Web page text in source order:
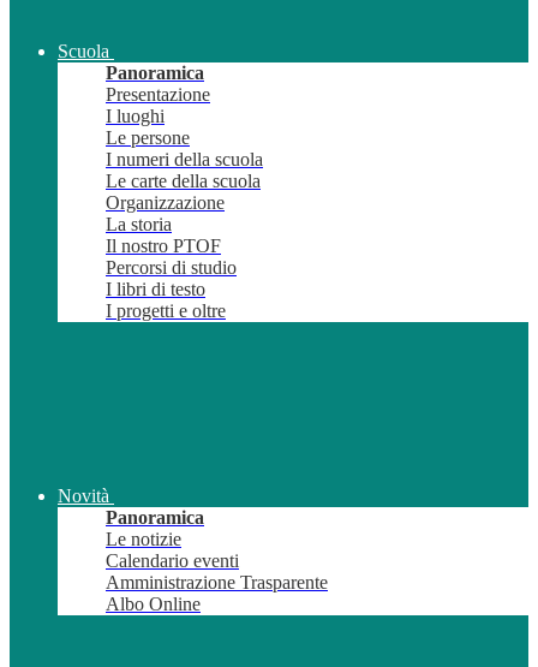
Scuola
Panoramica
Presentazione
I luoghi
Le persone
I numeri della scuola
Le carte della scuola
Organizzazione
La storia
Il nostro PTOF
Percorsi di studio
I libri di testo
I progetti e oltre
Novità
Panoramica
Le notizie
Calendario eventi
Amministrazione Trasparente
Albo Online